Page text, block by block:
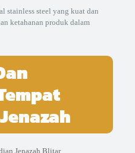
stainless steel yang kuat dan
ketahanan produk dalam